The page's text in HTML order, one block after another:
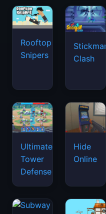
Rooftop
Snipers
Stickman
Clash
Ultimate
Tower
Defense
Hide
Online